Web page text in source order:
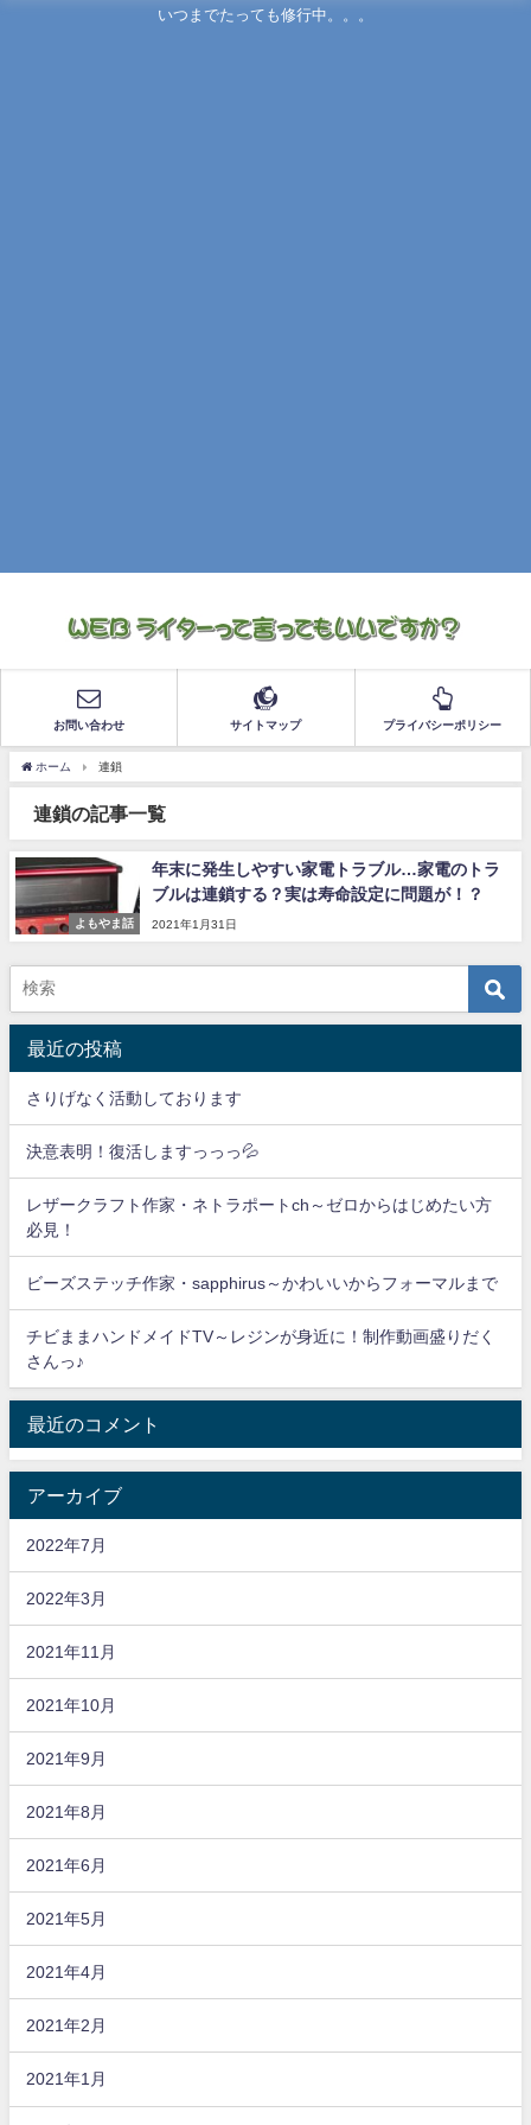
いつまでたっても修行中。。。
お問い合わせ サイトマップ プライバシーポリシー
ホーム 連鎖
連鎖の記事一覧
よもやま話
年末に発生しやすい家電トラブル…家電のトラ
ブルは連鎖する？実は寿命設定に問題が！？
2021年1月31日
最近の投稿
さりげなく活動しております
決意表明！復活しますっっっ💦
レザークラフト作家・ネトラポートch～ゼロからはじめたい方
必見！
ビーズステッチ作家・sapphirus～かわいいからフォーマルまで
チビままハンドメイドTV～レジンが身近に！制作動画盛りだく
さんっ♪
最近のコメント
アーカイブ
2022年7月
2022年3月
2021年11月
2021年10月
2021年9月
2021年8月
2021年6月
2021年5月
2021年4月
2021年2月
2021年1月